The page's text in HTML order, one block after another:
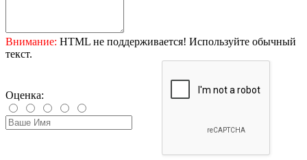
Внимание: HTML не поддерживается! Используйте обычный
текст.
Оценка: